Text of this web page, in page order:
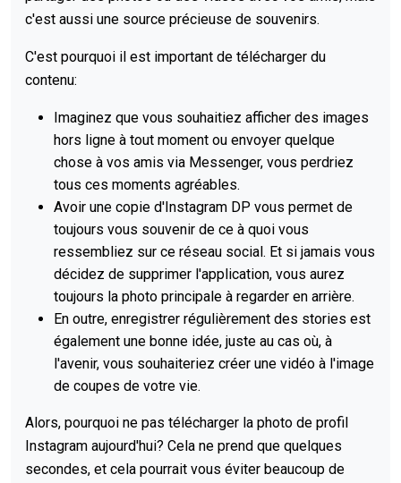
c'est aussi une source précieuse de souvenirs.
C'est pourquoi il est important de télécharger du
contenu:
Imaginez que vous souhaitiez afficher des images
hors ligne à tout moment ou envoyer quelque
chose à vos amis via Messenger, vous perdriez
tous ces moments agréables.
Avoir une copie d'Instagram DP vous permet de
toujours vous souvenir de ce à quoi vous
ressembliez sur ce réseau social. Et si jamais vous
décidez de supprimer l'application, vous aurez
toujours la photo principale à regarder en arrière.
En outre, enregistrer régulièrement des stories est
également une bonne idée, juste au cas où, à
l'avenir, vous souhaiteriez créer une vidéo à l'image
de coupes de votre vie.
Alors, pourquoi ne pas télécharger la photo de profil
Instagram aujourd'hui? Cela ne prend que quelques
secondes, et cela pourrait vous éviter beaucoup de